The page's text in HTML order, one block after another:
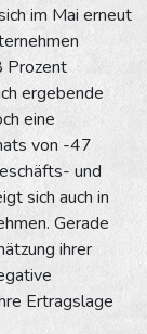
im Mai erneut
Prozent
ergebende
eine
von -47
und
sich auch in
Gerade
ihrer
Ertragslage